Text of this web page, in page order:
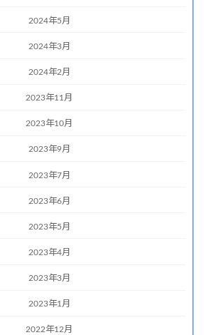
2024年5月
2024年3月
2024年2月
2023年11月
2023年10月
2023年9月
2023年7月
2023年6月
2023年5月
2023年4月
2023年3月
2023年1月
2022年12月